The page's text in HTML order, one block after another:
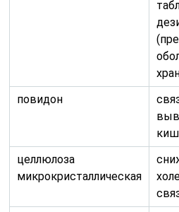
Мазь светло-желтого цвета
приятным запахом. Помимо
содержит
ланолин, вазелин, воду. Гель
более богатый состав. Для